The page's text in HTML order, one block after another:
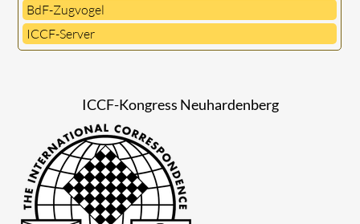
BdF-Zugvogel
ICCF-Server
ICCF-Kongress Neuhardenberg